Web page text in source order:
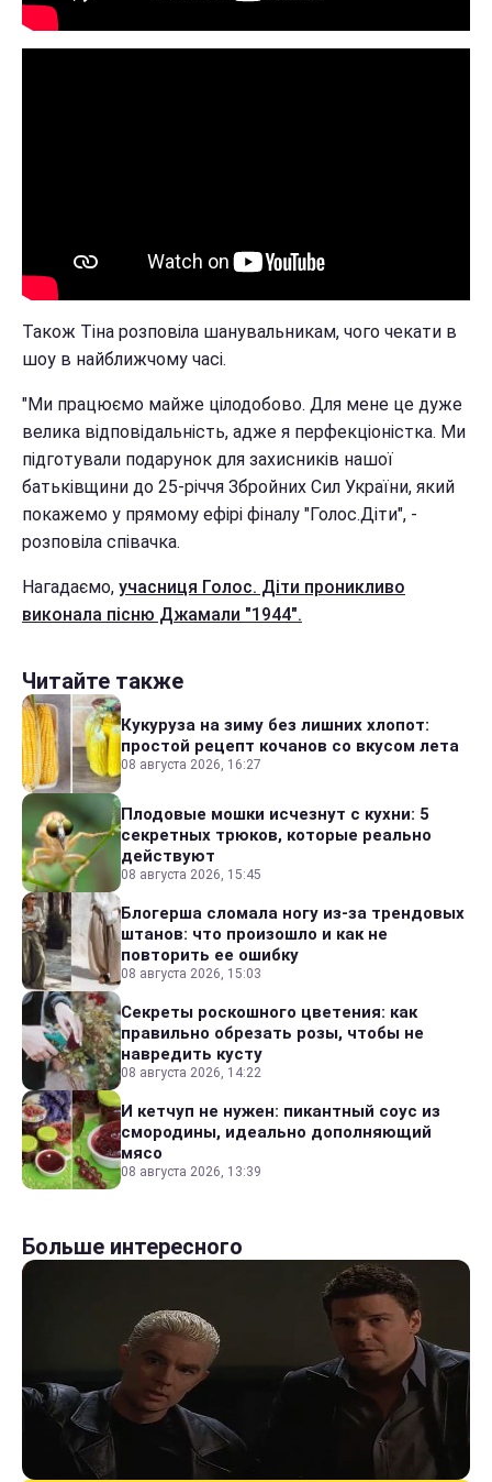
Також Тіна розповіла шанувальникам, чого чекати в
шоу в найближчому часі.
"Ми працюємо майже цілодобово. Для мене це дуже
велика відповідальність, адже я перфекціоністка. Ми
підготували подарунок для захисників нашої
батьківщини до 25-річчя Збройних Сил України, який
покажемо у прямому ефірі фіналу "Голос.Діти", -
розповіла співачка.
Нагадаємо, учасниця Голос. Діти проникливо
виконала пісню Джамали "1944".
Читайте также
Кукуруза на зиму без лишних хлопот:
простой рецепт кочанов со вкусом лета
08 августа 2026, 16:27
Плодовые мошки исчезнут с кухни: 5
секретных трюков, которые реально
действуют
08 августа 2026, 15:45
Блогерша сломала ногу из-за трендовых
штанов: что произошло и как не
повторить ее ошибку
08 августа 2026, 15:03
Секреты роскошного цветения: как
правильно обрезать розы, чтобы не
навредить кусту
08 августа 2026, 14:22
И кетчуп не нужен: пикантный соус из
смородины, идеально дополняющий
мясо
08 августа 2026, 13:39
Больше интересного